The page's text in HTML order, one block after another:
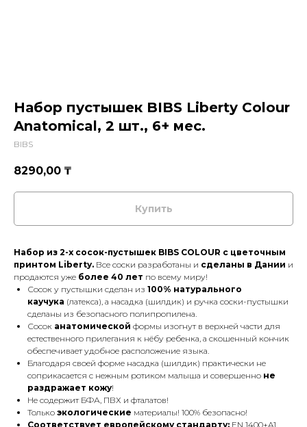
Набор пустышек BIBS Liberty Colour
Anatomical, 2 шт., 6+ мес.
BIBS
8290,00 ₸
Купить
Набор из 2-х сосок-пустышек BIBS COLOUR с цветочным
принтом Liberty. Все соски разработаны и сделаны в Дании и
продаются уже более 40 лет по всему миру!
Сосок у пустышки сделан из 100% натурального
каучука (латекса), а насадка (шилдик) и ручка соски-пустышки
сделаны из безопасного полипропилена.
Сосок анатомической формы изогнут в верхней части для
естественного прилегания к нёбу ребенка, а скошенный кончик
обеспечивает удобное расположение языка.
Благодаря своей форме насадка (шилдик) практически не
соприкасается с нежным ротиком малыша и совершенно не
раздражает кожу!
Не содержит БФА, ПВХ и фталатов!
Только экологические материалы! 100% безопасно!
Соответствует европейскому стандарту: EN 1400+A1.